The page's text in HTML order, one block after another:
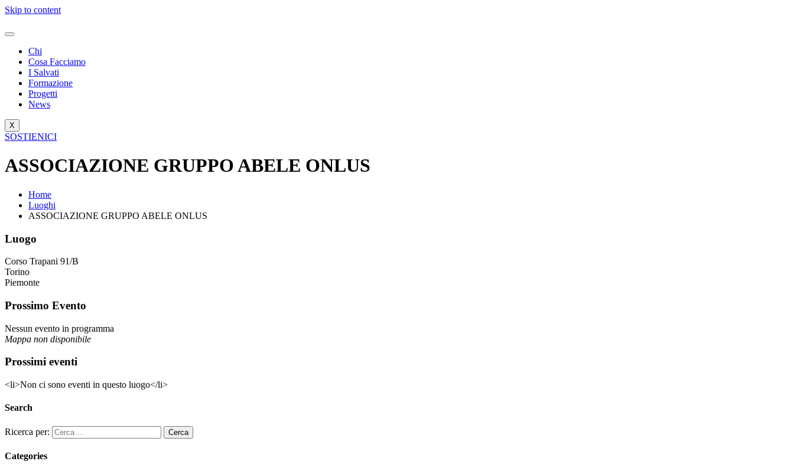
Skip to content
Chi
Cosa Facciamo
I Salvati
Formazione
Progetti
News
X
SOSTIENICI
ASSOCIAZIONE GRUPPO ABELE ONLUS
Home
Luoghi
ASSOCIAZIONE GRUPPO ABELE ONLUS
Luogo
Corso Trapani 91/B
Torino
Piemonte
Prossimo Evento
Nessun evento in programma
Mappa non disponibile
Prossimi eventi
<li>Non ci sono eventi in questo luogo</li>
Search
Ricerca per:
Categories